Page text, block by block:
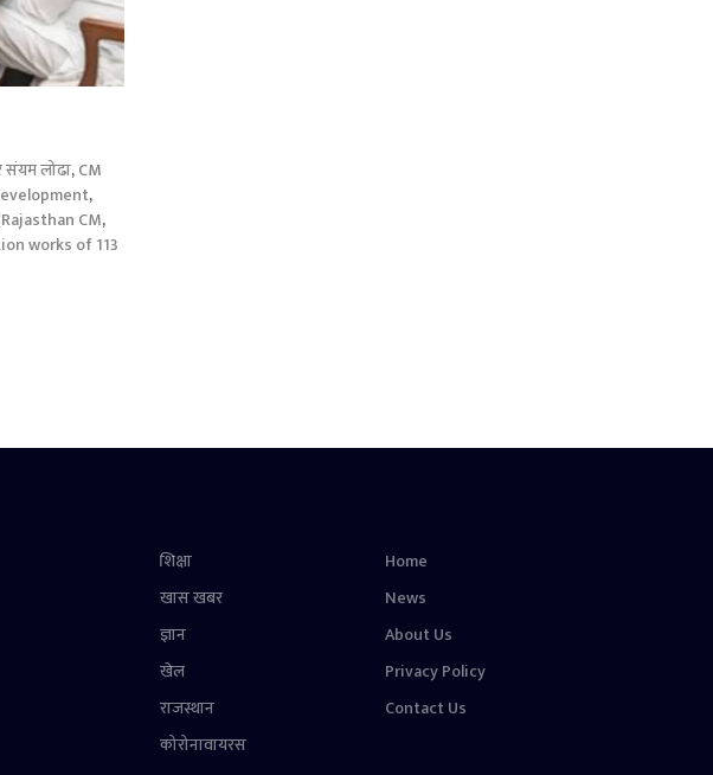
संयम लोढा,CM
,
Rajasthan CM,
works of 113
शिक्षा
खास खबर
ज्ञान
खेल
राजस्थान
कोरोनावायरस
Home
News
About Us
Privacy Policy
Contact Us